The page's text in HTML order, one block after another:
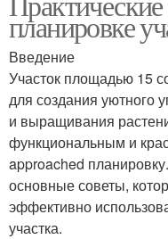
планировке
Введение
Участок площадью 15
для создания уютного
и выращивания
функциональным и
approached
основные советы,
эффективно
участка.